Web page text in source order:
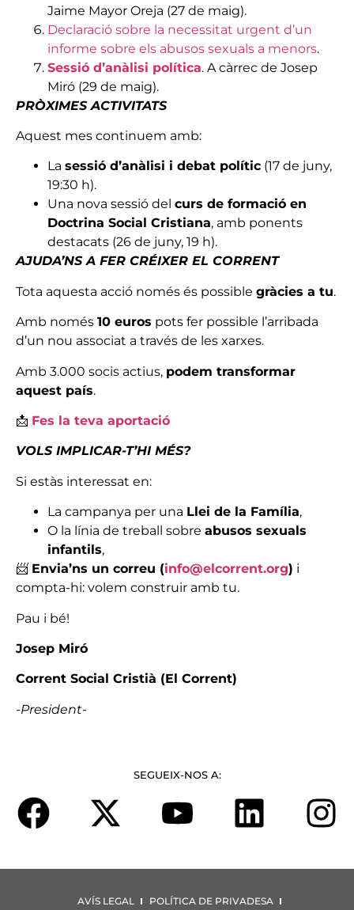
Jaime Mayor Oreja (27 de maig).
Declaració sobre la necessitat urgent d’un
informe sobre els abusos sexuals a menors.
Sessió d’anàlisi política. A càrrec de Josep
Miró (29 de maig).
PRÒXIMES ACTIVITATS
Aquest mes continuem amb:
La sessió d’anàlisi i debat polític (17 de juny,
19:30 h).
Una nova sessió del curs de formació en
Doctrina Social Cristiana, amb ponents
destacats (26 de juny, 19 h).
AJUDA’NS A FER CRÉIXER EL CORRENT
Tota aquesta acció només és possible gràcies a tu.
Amb només 10 euros pots fer possible l’arribada
d’un nou associat a través de les xarxes.
Amb 3.000 socis actius, podem transformar
aquest país.
📩 Fes la teva aportació
VOLS IMPLICAR-T’HI MÉS?
Si estàs interessat en:
La campanya per una Llei de la Família,
O la línia de treball sobre abusos sexuals
infantils,
📨 Envia’ns un correu (info@elcorrent.org) i
compta-hi: volem construir amb tu.
Pau i bé!
Josep Miró
Corrent Social Cristià (El Corrent)
-President-
SEGUEIX-NOS A:
AVÍS LEGAL POLÍTICA DE PRIVADESA